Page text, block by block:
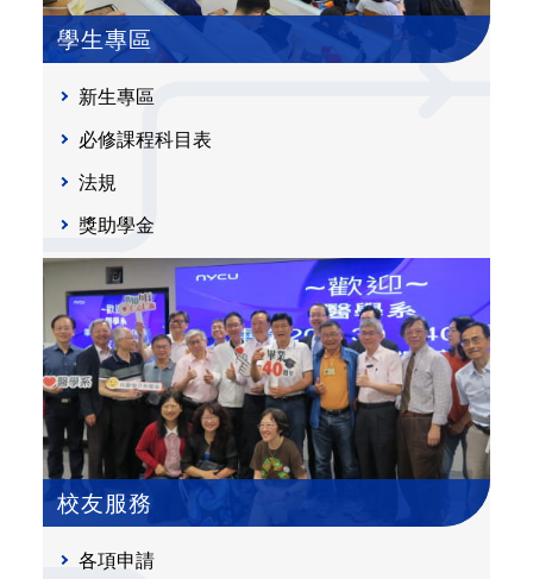
學生專區
新生專區
必修課程科目表
法規
獎助學金
校友服務
各項申請